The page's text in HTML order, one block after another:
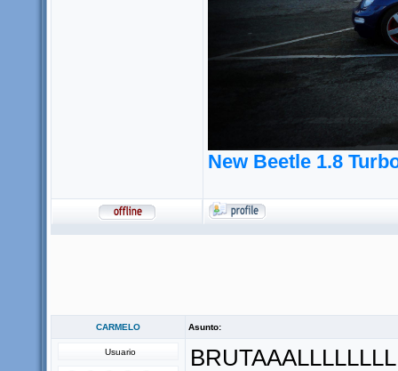
New Beetle 1.8
CARMELO Asunto:
Usuario